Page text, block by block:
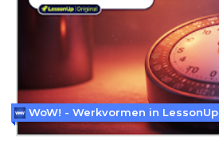
WoW! - Werkvormen in LessonUp